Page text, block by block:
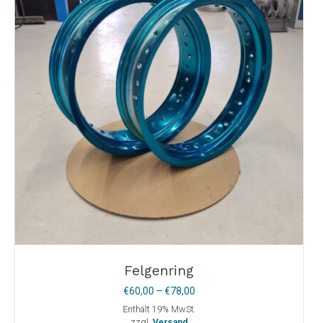
können
auf
der
Produktseite
gewählt
werden
Felgenring
€60,00 – €78,00Preisspanne:
Enthält 19% MwSt.